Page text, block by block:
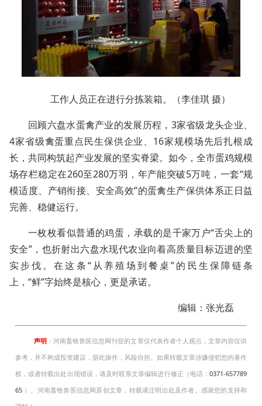
工作人员正在进行分拣装箱。（李佳琪 摄）
回顾六盘水蛋禽产业的发展历程，3家省级龙头企业、
4家省级禽蛋重点民生保供企业、16家规模场先后扎根成
长，共同构筑起产业发展的坚实脊梁。如今，全市蛋鸡规模
场存栏稳定在260至280万羽，年产能突破5万吨，一套“规
模适度、产销衔接、安全高效”的蛋禽生产保供体系正日益
完善、稳健运行。
一枚枚看似普通的鸡蛋，承载的是千家万户“舌尖上的
安全”，也折射出六盘水现代农业向着高质量目标迈进的坚
实步伐。在这条“从养殖场到餐桌”的民生保障链条
上，“鲜”字始终是核心，更是承诺。
编辑：张光磊
声明 ：河南畜牧兽医信息网刊登的文章仅代表作者个人观点，文章内容仅供
参考，并不构成投资建议，据此操作，风险自担。如果转载文章涉嫌侵犯您的著作
权，或者转载出处出现错误，请及时联系文章编辑进行修正（电话： 0371-657789
65 ）。河南畜牧兽医信息网原创文章，转载请注明出处及作者。感谢您的支持和